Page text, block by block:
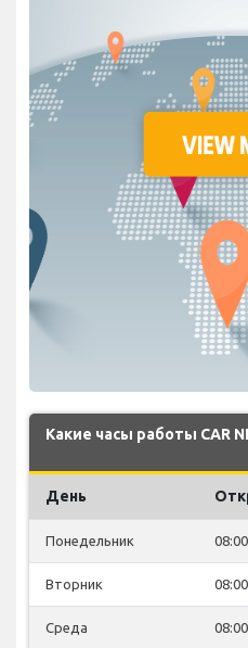
Какие часы работы CAR
День
Понедельник 08:00
Вторник 08:00
Среда 08:00